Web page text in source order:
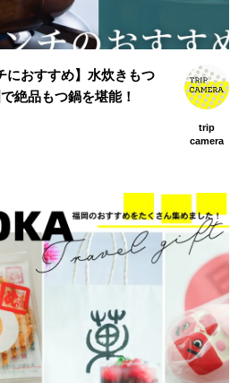
におすすめ】水炊きもつ
絶品もつ鍋を堪能！
trip
camera